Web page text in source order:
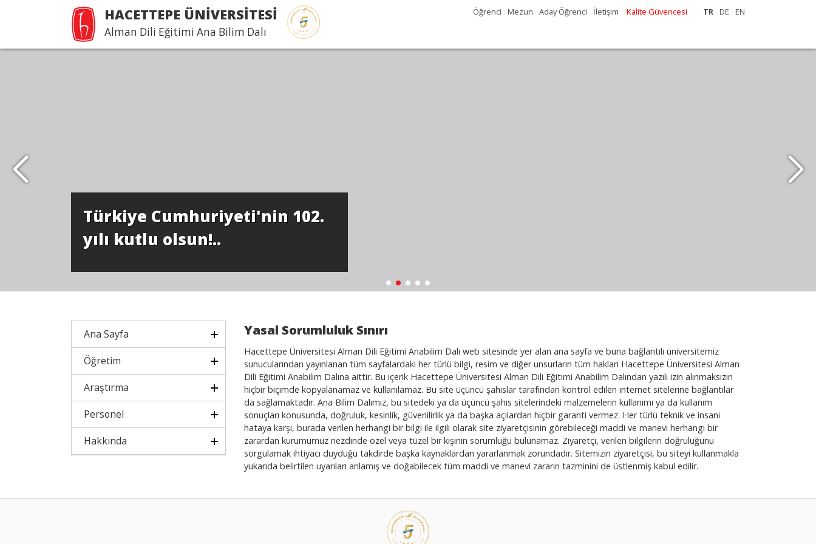
HACETTEPE ÜNİVERSİTESİ
Alman Dili Eğitimi Ana Bilim Dalı
TR DE EN
Öğrenci Mezun Aday Öğrenci İletişim Kalite Güvencesi
Türkiye Cumhuriyeti'nin 102.
yılı kutlu olsun!..
Ana Sayfa
Öğretim
Araştırma
Personel
Hakkında
Yasal Sorumluluk Sınırı
Hacettepe Üniversitesi Alman Dili Eğitimi Anabilim Dalı web sitesinde yer alan ana sayfa ve buna bağlantılı üniversitemiz
sunucularından yayınlanan tüm sayfalardaki her türlü bilgi, resim ve diğer unsurların tüm hakları Hacettepe Üniversitesi Alman
Dili Eğitimi Anabilim Dalına aittir. Bu içerik Hacettepe Üniversitesi Alman Dili Eğitimi Anabilim Dalından yazılı izin alınmaksızın
hiçbir biçimde kopyalanamaz ve kullanılamaz. Bu site üçüncü şahıslar tarafından kontrol edilen internet sitelerine bağlantılar
da sağlamaktadır. Ana Bilim Dalımız, bu sitedeki ya da üçüncü şahıs sitelerindeki malzemelerin kullanımı ya da kullanım
sonuçları konusunda, doğruluk, kesinlik, güvenilirlik ya da başka açılardan hiçbir garanti vermez. Her türlü teknik ve insani
hataya karşı, burada verilen herhangi bir bilgi ile ilgili olarak site ziyaretçisinin görebileceği maddi ve manevi herhangi bir
zarardan kurumumuz nezdinde özel veya tüzel bir kişinin sorumluğu bulunamaz. Ziyaretçi, verilen bilgilerin doğruluğunu
sorgulamak ihtiyacı duyduğu takdirde başka kaynaklardan yararlanmak zorundadır. Sitemizin ziyaretçisi, bu siteyi kullanmakla
yukarıda belirtilen uyarıları anlamış ve doğabilecek tüm maddi ve manevi zararın tazminini de üstlenmiş kabul edilir.